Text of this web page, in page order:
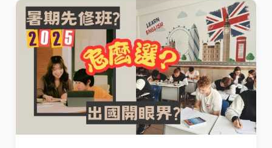
一
線
上
語
課
【國
小
升
中
必
看】